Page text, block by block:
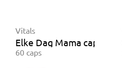
Vitals
Elke Dag Mama capsules
60 caps